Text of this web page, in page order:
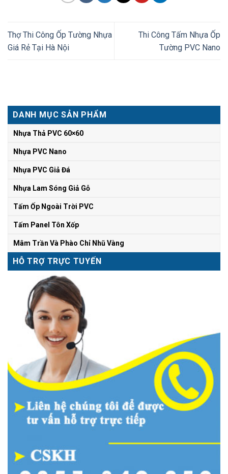
Thợ Thi Công Ốp Tường Nhựa
Giá Rẻ Tại Hà Nội
Thi Công Tấm Nhựa Ốp
Tường PVC Nano
DANH MỤC SẢN PHẨM
Nhựa Thả PVC 60×60
Nhựa PVC Nano
Nhựa PVC Giả Đá
Nhựa Lam Sóng Giả Gỗ
Tấm Ốp Ngoài Trời PVC
Tấm Panel Tôn Xốp
Mâm Trần Và Phào Chỉ Nhũ Vàng
HỖ TRỢ TRỰC TUYẾN